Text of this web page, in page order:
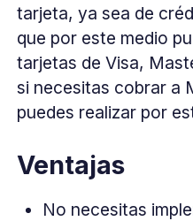
tarjeta, ya sea de
que por este medio
tarjetas de Visa,
si necesitas cobrar a
puedes realizar por
Ventajas
No necesitas